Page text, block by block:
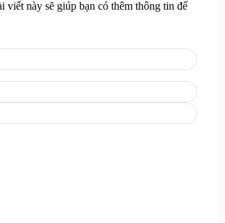
này sẽ giúp bạn có thêm thông tin để